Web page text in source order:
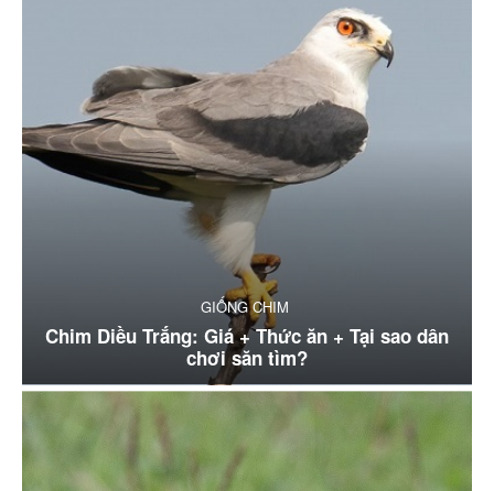
GIỐNG CHIM
Chim Diều Trắng: Giá + Thức ăn + Tại sao dân
chơi săn tìm?